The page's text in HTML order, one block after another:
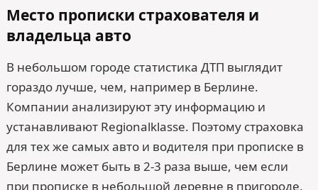
Место прописки страхователя и
владельца авто
В небольшом городе статистика ДТП выглядит
гораздо лучше, чем, например в Берлине.
Компании анализируют эту информацию и
устанавливают Regionalklasse. Поэтому страховка
для тех же самых авто и водителя при прописке в
Берлине может быть в 2-3 раза выше, чем если
при прописке в небольшой деревне в пригороде.